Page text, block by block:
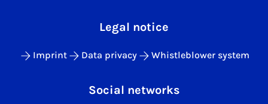
Legal notice
Imprint Data privacy Whistleblower system
Social networks